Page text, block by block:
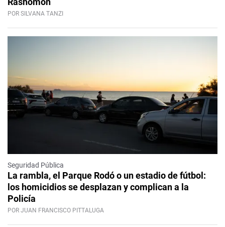
POR SILVANA TANZI
Seguridad Pública
La rambla, el Parque Rodó o un estadio de fútbol:
los homicidios se desplazan y complican a la
Policía
POR JUAN FRANCISCO PITTALUGA